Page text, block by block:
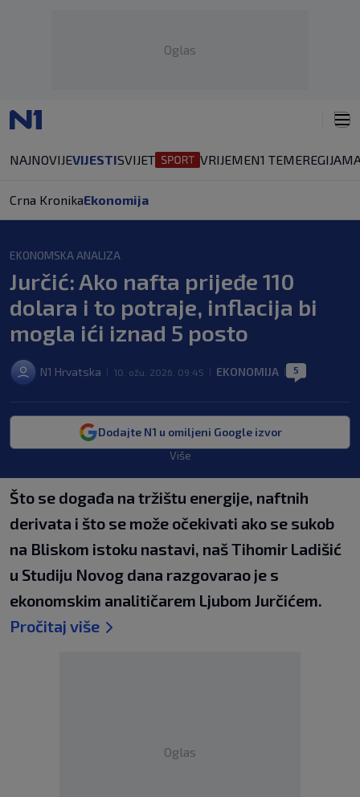
Oglas
NAJNOVIJEVIJESTISVIJET VRIJEMEN1 TEMEREGIJA
Crna KronikaEkonomija
EKONOMSKA ANALIZA
Jurčić: Ako nafta prijeđe 110
dolara i to potraje, inflacija bi
mogla ići iznad 5 posto
N1 Hrvatska 10. ožu. 2026. 09:45 EKONOMIJA 5
Dodajte N1 u omiljeni Google izvor
Više
Što se događa na tržištu energije, naftnih
derivata i što se može očekivati ako se sukob
na Bliskom istoku nastavi, naš Tihomir Ladišić
u Studiju Novog dana razgovarao je s
ekonomskim analitičarem Ljubom Jurčićem.
Pročitaj više
Oglas